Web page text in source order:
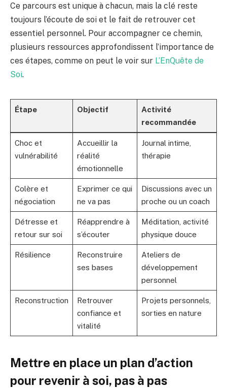
Ce parcours est unique à chacun, mais la clé reste
toujours l’écoute de soi et le fait de retrouver cet
essentiel personnel. Pour accompagner ce chemin,
plusieurs ressources approfondissent l’importance de
ces étapes, comme on peut le voir sur L’EnQuête de
Soi.
Étape Objectif
Activité
recommandée
Choc et
vulnérabilité
Accueillir la
réalité
émotionnelle
Journal intime,
thérapie
Colère et
négociation
Exprimer ce qui
ne va pas
Discussions avec un
proche ou un coach
Détresse et
retour sur soi
Réapprendre à
s’écouter
Méditation, activité
physique douce
Résilience
Reconstruire
ses bases
Ateliers de
développement
personnel
Reconstruction
Retrouver
confiance et
vitalité
Projets personnels,
sorties en nature
Mettre en place un plan d’action
pour revenir à soi, pas à pas